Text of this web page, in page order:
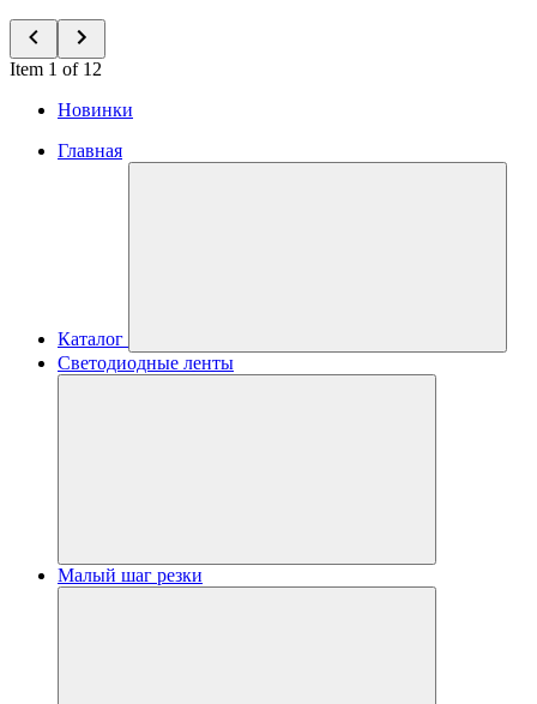
Item 1 of 12
Новинки
Главная
Каталог
Светодиодные ленты
Малый шаг резки